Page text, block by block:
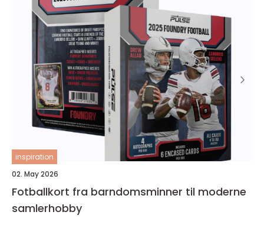
inspiration
02. May 2026
Fotballkort fra barndomsminner til moderne
samlerhobby